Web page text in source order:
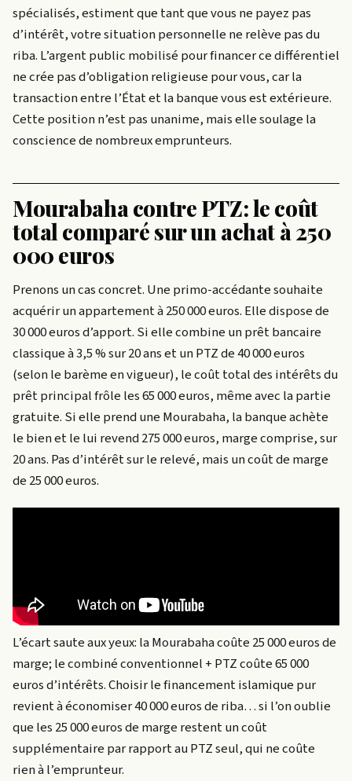
spécialisés, estiment que tant que vous ne payez pas
d’intérêt, votre situation personnelle ne relève pas du
riba. L’argent public mobilisé pour financer ce différentiel
ne crée pas d’obligation religieuse pour vous, car la
transaction entre l’État et la banque vous est extérieure.
Cette position n’est pas unanime, mais elle soulage la
conscience de nombreux emprunteurs.
Mourabaha contre PTZ: le coût
total comparé sur un achat à 250
000 euros
Prenons un cas concret. Une primo-accédante souhaite
acquérir un appartement à 250 000 euros. Elle dispose de
30 000 euros d’apport. Si elle combine un prêt bancaire
classique à 3,5 % sur 20 ans et un PTZ de 40 000 euros
(selon le barème en vigueur), le coût total des intérêts du
prêt principal frôle les 65 000 euros, même avec la partie
gratuite. Si elle prend une Mourabaha, la banque achète
le bien et le lui revend 275 000 euros, marge comprise, sur
20 ans. Pas d’intérêt sur le relevé, mais un coût de marge
de 25 000 euros.
L’écart saute aux yeux: la Mourabaha coûte 25 000 euros de
marge; le combiné conventionnel + PTZ coûte 65 000
euros d’intérêts. Choisir le financement islamique pur
revient à économiser 40 000 euros de riba… si l’on oublie
que les 25 000 euros de marge restent un coût
supplémentaire par rapport au PTZ seul, qui ne coûte
rien à l’emprunteur.